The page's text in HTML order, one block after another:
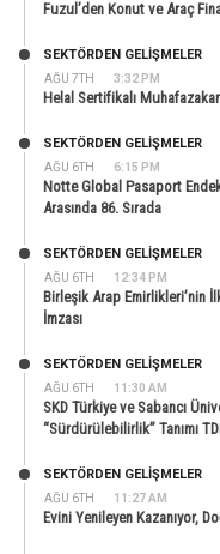
Fuzul’den Konut ve Araç
AĞU 7TH 3:32 PM
SEKTÖRDEN GELIŞMELER
Helal Sertifikalı
AĞU 6TH 6:15 PM
SEKTÖRDEN GELIŞMELER
Notte Global Pasaport
Arasında 86. Sırada
AĞU 6TH 12:34 PM
SEKTÖRDEN GELIŞMELER
Birleşik Arap Emirlikleri’nin
İmzası
AĞU 6TH 11:30 AM
SEKTÖRDEN GELIŞMELER
SKD Türkiye ve Sabancı
“Sürdürülebilirlik” Tanımı
AĞU 6TH 11:27 AM
SEKTÖRDEN GELIŞMELER
Evini Yenileyen Kazanıyor,